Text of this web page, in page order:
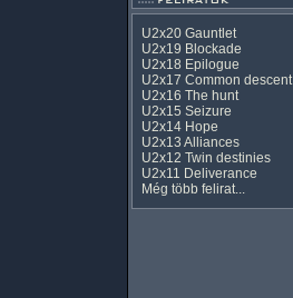
U2x20 Gauntlet
U2x19 Blockade
U2x18 Epilogue
U2x17 Common descent
U2x16 The hunt
U2x15 Seizure
U2x14 Hope
U2x13 Alliances
U2x12 Twin destinies
U2x11 Deliverance
Még több felirat...